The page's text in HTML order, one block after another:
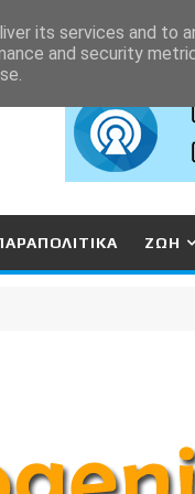
ΖΩΗ
its services and to
and security